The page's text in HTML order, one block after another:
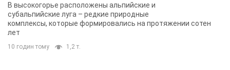
В высокогорье расположены альпийские и
субальпийские луга – редкие природные
комплексы, которые формировались на протяжении сотен
лет
10 годин тому 1,2 т.